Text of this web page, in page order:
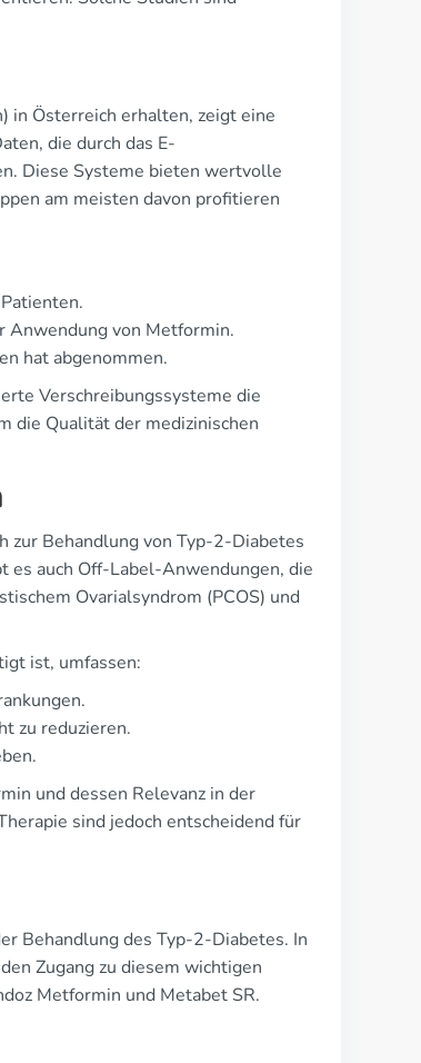
in Österreich erhalten, zeigt eine
die durch das E-
Diese Systeme bieten wertvolle
am meisten davon profitieren
Anwendung von Metformin.
hat abgenommen.
Verschreibungssysteme die
die Qualität der medizinischen
zur Behandlung von Typ-2-Diabetes
es auch Off-Label-Anwendungen, die
Ovarialsyndrom (PCOS) und
ist, umfassen:
zu reduzieren.
und dessen Relevanz in der
sind jedoch entscheidend für
Behandlung des Typ-2-Diabetes. In
Zugang zu diesem wichtigen
Metformin und Metabet SR.